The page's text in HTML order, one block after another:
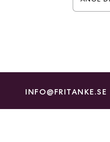
INFO@FRITANKE.SE